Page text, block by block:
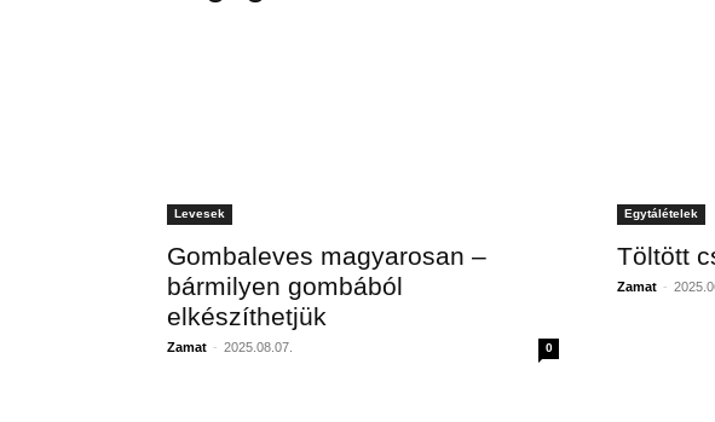
Levesek
Gombaleves magyarosan –
bármilyen gombából
elkészíthetjük
Zamat - 2025.08.07. 0
Egytálételek
Töltött
Zamat -